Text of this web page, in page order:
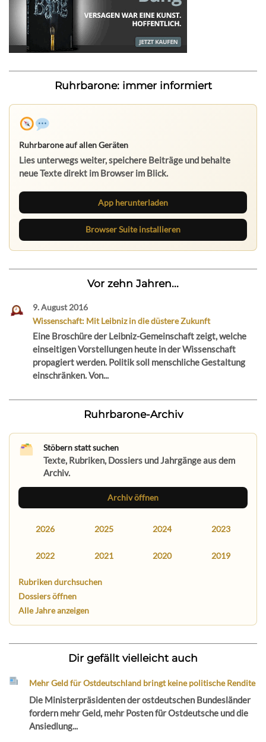
Ruhrbarone: immer informiert
Ruhrbarone auf allen Geräten
Lies unterwegs weiter, speichere Beiträge und behalte
neue Texte direkt im Browser im Blick.
App herunterladen
Browser Suite installieren
Vor zehn Jahren...
9. August 2016
Wissenschaft: Mit Leibniz in die düstere Zukunft
Eine Broschüre der Leibniz-Gemeinschaft zeigt, welche
einseitigen Vorstellungen heute in der Wissenschaft
propagiert werden. Politik soll menschliche Gestaltung
einschränken. Von...
Ruhrbarone-Archiv
Stöbern statt suchen
Texte, Rubriken, Dossiers und Jahrgänge aus dem
Archiv.
Archiv öffnen
2026 2025 2024 2023
2022 2021 2020 2019
Rubriken durchsuchen
Dossiers öffnen
Alle Jahre anzeigen
Dir gefällt vielleicht auch
Mehr Geld für Ostdeutschland bringt keine politische Rendite
Die Ministerpräsidenten der ostdeutschen Bundesländer
fordern mehr Geld, mehr Posten für Ostdeutsche und die
Ansiedlung...